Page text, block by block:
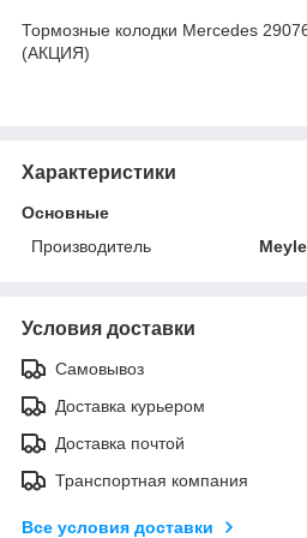
Тормозные колодки Mercedes
(АКЦИЯ)
Характеристики
Основные
Производитель
Meyle
Условия доставки
Самовывоз
Доставка курьером
Доставка почтой
Транспортная компания
Все условия доставки